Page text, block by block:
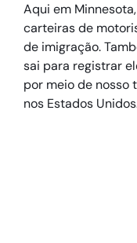
Aqui em
carteiras de
de imigração.
sai para registrar
por meio de nosso
nos Estados